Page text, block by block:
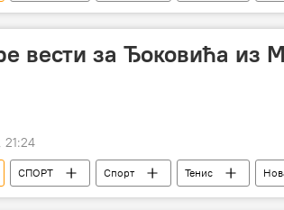
вести за Ђоковића из
21:24
СПОРТ Спорт Тенис